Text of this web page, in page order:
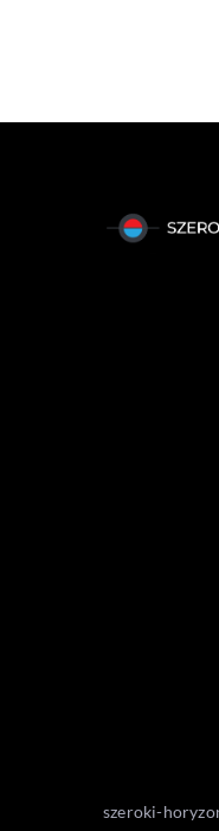
szeroki-